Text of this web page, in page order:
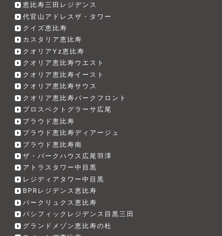
恵比寿三田レジデンス
代官山アドレスザ・タワー
クイズ恵比寿
カスタリア恵比寿
クオリアYz恵比寿
クオリア恵比寿ウエスト
クオリア恵比寿イースト
クオリア恵比寿サウス
クオリア恵比寿パークフロント
プロスペクトグラーサ広尾
プラウド恵比寿
プラウド恵比寿ディアージュ
プラウド恵比寿南
ザ・パークハウス広尾羽澤
アトラスタワー中目黒
レジディアタワー中目黒
BPRレジデンス恵比寿
パークリュクス恵比寿
パシフィックレジデンス目黒三田
グランドメゾン恵比寿の杜